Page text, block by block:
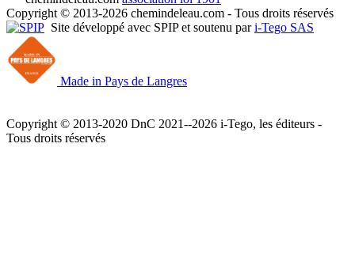
Copyright © 2013-2026 chemindeleau.com - Tous droits réservés
Site développé avec SPIP et soutenu pari-Tego SAS
Made in Pays de Langres
Copyright © 2013-2020 DnC 2021--2026 i-Tego, les éditeurs -
Tous droits réservés